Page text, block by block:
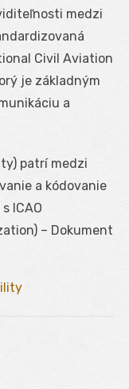
medzi
Civil Aviation
je základným
a
patrí medzi
a kódovanie
ICAO
– Dokument